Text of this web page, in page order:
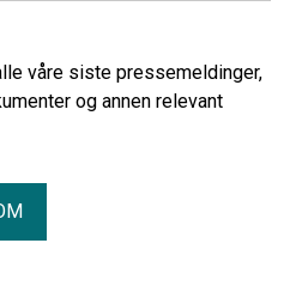
våre siste pressemeldinger,
og annen relevant